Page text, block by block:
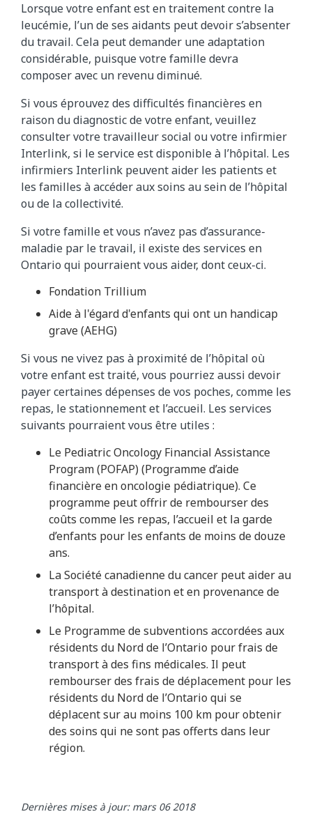
Lorsque votre enfant est en traitement contre la
leucémie, l’un de ses aidants peut devoir s’absenter
du travail. Cela peut demander une adaptation
considérable, puisque votre famille devra
composer avec un revenu diminué.
Si vous éprouvez des difficultés financières en
raison du diagnostic de votre enfant, veuillez
consulter votre travailleur social ou votre infirmier
Interlink, si le service est disponible à l’hôpital. Les
infirmiers Interlink peuvent aider les patients et
les familles à accéder aux soins au sein de l’hôpital
ou de la collectivité.
Si votre famille et vous n’avez pas d’assurance-
maladie par le travail, il existe des services en
Ontario qui pourraient vous aider, dont ceux-ci.
Fondation Trillium
Aide à l'égard d'enfants qui ont un handicap
grave (AEHG)
Si vous ne vivez pas à proximité de l’hôpital où
votre enfant est traité, vous pourriez aussi devoir
payer certaines dépenses de vos poches, comme les
repas, le stationnement et l’accueil. Les services
suivants pourraient vous être utiles :
Le Pediatric Oncology Financial Assistance
Program (POFAP) (Programme d’aide
financière en oncologie pédiatrique). Ce
programme peut offrir de rembourser des
coûts comme les repas, l’accueil et la garde
d’enfants pour les enfants de moins de douze
ans.
La Société canadienne du cancer peut aider au
transport à destination et en provenance de
l’hôpital.
Le Programme de subventions accordées aux
résidents du Nord de l’Ontario pour frais de
transport à des fins médicales. Il peut
rembourser des frais de déplacement pour les
résidents du Nord de l’Ontario qui se
déplacent sur au moins 100 km pour obtenir
des soins qui ne sont pas offerts dans leur
région.
Dernières mises à jour: mars 06 2018